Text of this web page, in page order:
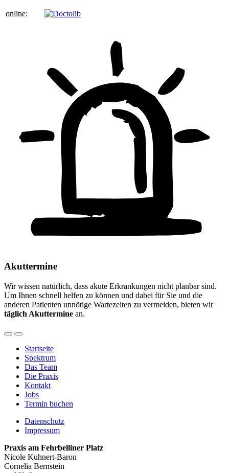
online:
Akuttermine
Wir wissen natürlich, dass akute Erkrankungen nicht planbar sind.
Um Ihnen schnell helfen zu können und dabei für Sie und die
anderen Patienten unnötige Wartezeiten zu vermeiden, bieten wir
täglich Akuttermine an.
Hauptnavigation
Startseite
Spektrum
Das Team
Die Praxis
Kontakt
Jobs
Termin buchen
Fußzeile
Datenschutz
Impressum
Praxis am Fehrbelliner Platz
Nicole Kuhnert-Baron
Cornelia Bernstein